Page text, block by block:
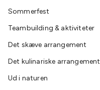
Sommerfest
Teambuilding & aktiviteter
Det skæve arrangement
Det kulinariske arrangement
Ud i naturen